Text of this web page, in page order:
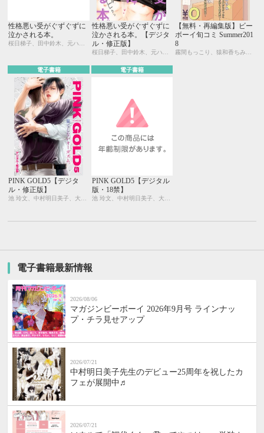
性格悪い受がぐずぐずに
泣かされる本。
性格悪い受がぐずぐずに
泣かされる本。【デジタ
ル・修正版】
【無料・再編集版】ビー
ボーイ旬コミ Summer201
8
電子書籍
PINK GOLD5【デジタ
ル・修正版】
電子書籍
PINK GOLD5【デジタル
版・18禁】
電子書籍最新情報
2026/08/06
マガジンビーボーイ 2026年9月号 ラインナッ
プ・チラ見せアップ
2026/07/21
中村明日美子先生のデビュー25周年を祝したカ
フェが展開中♬
2026/07/21